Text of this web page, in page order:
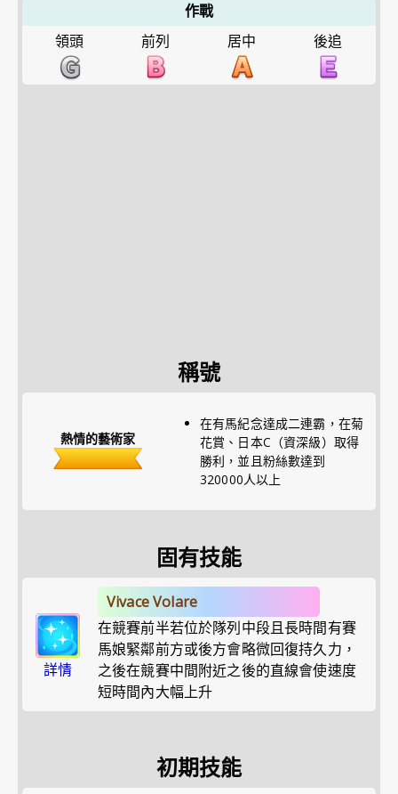
作戰
領頭
前列 居中 後追
稱號
熱情的藝術家
在有馬紀念達成二連霸，在菊
花賞、日本C（資深級）取得
勝利，並且粉絲數達到
320000人以上
固有技能
詳情
Vivace Volare
在競賽前半若位於隊列中段且長時間有賽
馬娘緊鄰前方或後方會略微回復持久力，
之後在競賽中間附近之後的直線會使速度
短時間內大幅上升
初期技能